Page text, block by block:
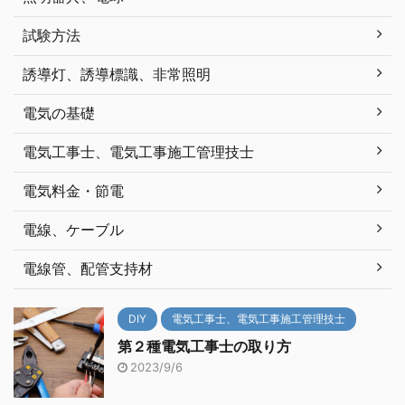
試験方法
誘導灯、誘導標識、非常照明
電気の基礎
電気工事士、電気工事施工管理技士
電気料金・節電
電線、ケーブル
電線管、配管支持材
DIY 電気工事士、電気工事施工管理技士
第２種電気工事士の取り方
2023/9/6